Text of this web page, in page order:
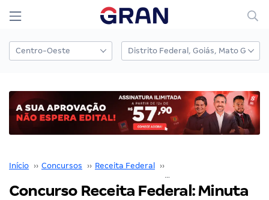
Início ›› Concursos ›› Receita Federal ››
Concurso Receita Federal: Minuta